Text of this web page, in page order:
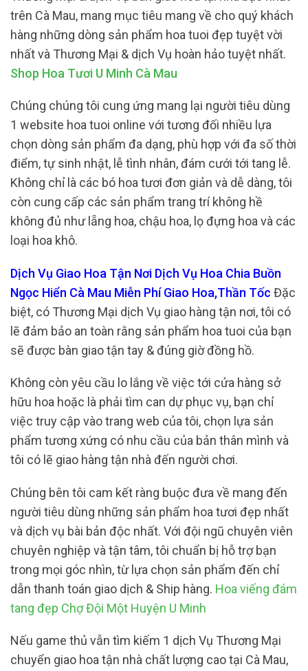
trên Cà Mau, mang mục tiêu mang về cho quý khách
hàng những dòng sản phẩm hoa tuoi đẹp tuyệt vời
nhất và Thương Mại & dịch Vụ hoàn hảo tuyệt nhất.
Shop Hoa Tươi U Minh Cà Mau
Chúng chúng tôi cung ứng mang lại người tiêu dùng
1 website hoa tuoi online với tương đối nhiều lựa
chọn dòng sản phẩm đa dạng, phù hợp với đa số thời
điểm, tự sinh nhật, lễ tình nhân, đám cưới tới tang lễ.
Không chỉ là các bó hoa tươi đơn giản và dễ dàng, tôi
còn cung cấp các sản phẩm trang trí không hề
không đủ như lẵng hoa, chậu hoa, lọ đựng hoa và các
loại hoa khô.
Dịch Vụ Giao Hoa Tận Nơi Dịch Vụ Hoa Chia Buồn
Ngọc Hiển Cà Mau Miễn Phí Giao Hoa,Thần Tốc Đặc
biệt, có Thương Mại dịch Vụ giao hàng tận nơi, tôi có
lẽ đảm bảo an toàn rằng sản phẩm hoa tuoi của bạn
sẽ được bàn giao tận tay & đúng giờ đồng hồ.
Không còn yêu cầu lo lắng về việc tới cửa hàng sở
hữu hoa hoặc là phải tìm can dự phục vụ, bạn chỉ
việc truy cập vào trang web của tôi, chọn lựa sản
phẩm tương xứng có nhu cầu của bản thân mình và
tôi có lẽ giao hàng tận nhà đến người chơi.
Chúng bên tôi cam kết ràng buộc đưa về mang đến
người tiêu dùng những sản phẩm hoa tươi đẹp nhất
và dịch vụ bài bản độc nhất. Với đội ngũ chuyên viên
chuyên nghiệp và tận tâm, tôi chuẩn bị hỗ trợ bạn
trong mọi góc nhìn, từ lựa chọn sản phẩm đến chỉ
dẫn thanh toán giao dịch & Ship hàng. Hoa viếng đám
tang đẹp Chợ Đội Một Huyện U Minh
Nếu game thủ vẫn tìm kiếm 1 dịch Vụ Thương Mại
chuyển giao hoa tận nhà chất lượng cao tại Cà Mau,